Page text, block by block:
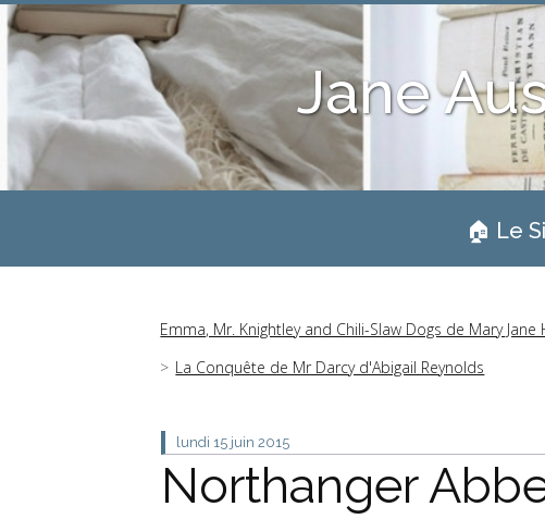
Jane
🏠 Le
Emma, Mr. Knightley and Chili-Slaw Dogs de Mary Jane
La Conquête de Mr Darcy d'Abigail Reynolds
lundi 15 juin 2015
Northanger